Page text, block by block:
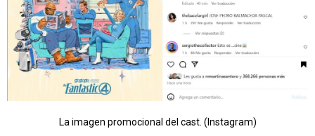
La imagen promocional del cast. (Instagram)